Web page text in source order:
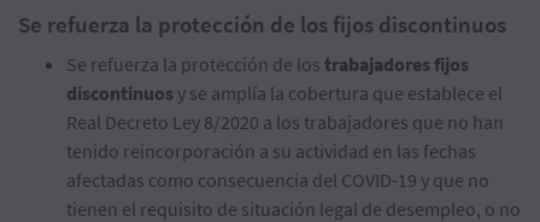
Se refuerza la protección de los fijos discontinuos
Se refuerza la protección de los trabajadores fijos
discontinuosy se amplía la cobertura que establece el
Real Decreto Ley 8/2020 a los trabajadores que no han
tenido reincorporación a su actividad en las fechas
afectadas como consecuencia del COVID-19 y que no
tienen el requisito de situación legal de desempleo, o no